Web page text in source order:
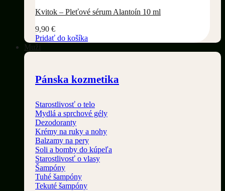
Kvitok – Pleťové sérum Alantoín 10 ml
9,90 €
Pridať do košíka
Muži
Pánska kozmetika
Starostlivosť o telo
Mydlá a sprchové gély
Dezodoranty
Krémy na ruky a nohy
Balzamy na pery
Soli a bomby do kúpeľa
Starostlivosť o vlasy
Šampóny
Tuhé šampóny
Tekuté šampóny